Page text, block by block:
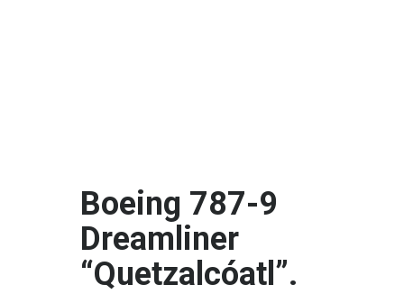
Boeing 787-9
Dreamliner
“Quetzalcóatl”.